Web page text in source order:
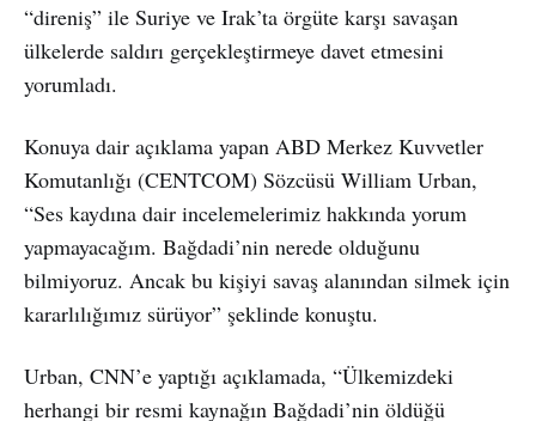
“direniş” ile Suriye ve Irak’ta örgüte karşı savaşan
ülkelerde saldırı gerçekleştirmeye davet etmesini
yorumladı.
Konuya dair açıklama yapan ABD Merkez Kuvvetler
Komutanlığı (CENTCOM) Sözcüsü William Urban,
“Ses kaydına dair incelemelerimiz hakkında yorum
yapmayacağım. Bağdadi’nin nerede olduğunu
bilmiyoruz. Ancak bu kişiyi savaş alanından silmek için
kararlılığımız sürüyor” şeklinde konuştu.
Urban, CNN’e yaptığı açıklamada, “Ülkemizdeki
herhangi bir resmi kaynağın Bağdadi’nin öldüğü